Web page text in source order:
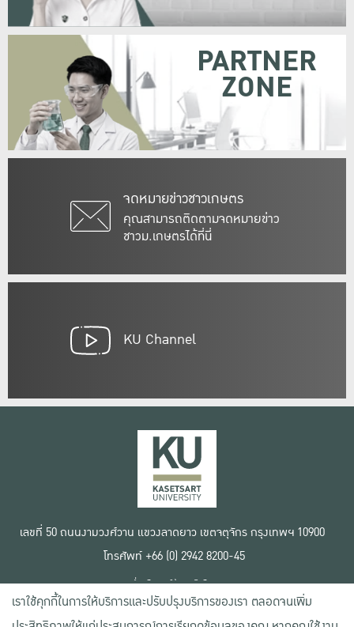
จดหมายข่าวชาวเกษตร
คุณสามารถติดตามจดหมายข่าว
ชาวม.เกษตรได้ที่นี่
PARTNER
ZONE
KU Channel
เลขที่ 50 ถนนงามวงศ์วาน แขวงลาดยาว เขตจตุจักร กรุงเทพฯ 10900
โทรศัพท์ +66 (0) 2942 8200-45
เงื่อนไขการใช้งานเว็บไซต์
ข้อตกลงด้านสิทธิ์ใช้งาน
นโยบายความเป็นส่วนตัว
เราใช้คุกกี้ในการให้บริการและปรับปรุงบริการของเรา ตลอดจนเพิ่ม